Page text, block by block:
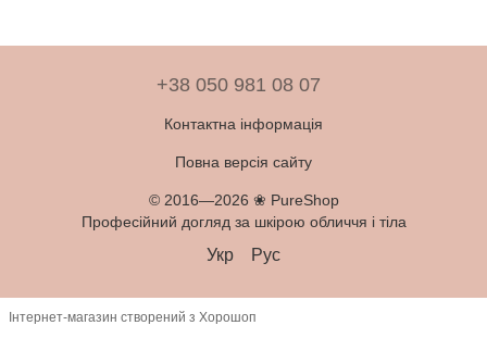
+38 050 981 08 07
Контактна інформація
Повна версія сайту
© 2016—2026 ❀ PureShop
Професійний догляд за шкірою обличчя і тіла
Укр Рус
Інтернет-магазин створений з Хорошоп